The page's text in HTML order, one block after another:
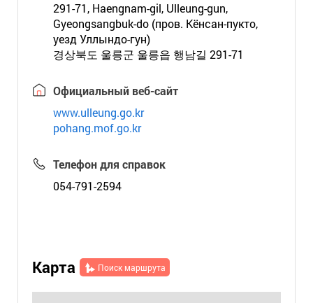
291-71, Haengnam-gil, Ulleung-gun,
Gyeongsangbuk-do (пров. Кёнсан-пукто,
уезд Уллындо-гун)
경상북도 울릉군 울릉읍 행남길 291-71
Официальный веб-сайт
www.ulleung.go.kr
pohang.mof.go.kr
Телефон для справок
054-791-2594
Карта Поиск маршрута